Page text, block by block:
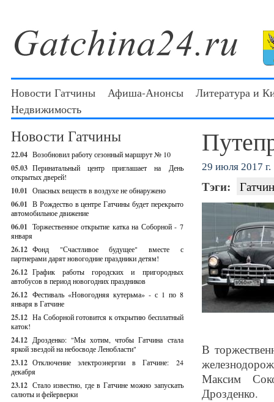
Новости Гатчины Афиша-Анонсы
Литература и
Недвижимость
Новости Гатчины
22.04 Возобновил работу сезонный маршрут № 10
05.03 Перинатальный центр приглашает на День
открытых дверей!
10.01 Опасных веществ в воздухе не обнаружено
06.01 В Рождество в центре Гатчины будет перекрыто
автомобильное движение
06.01 Торжественное открытие катка на Соборной - 7
января
26.12 Фонд "Счастливое будущее" вместе с
партнерами дарят новогодние праздники детям!
26.12 График работы городских и пригородных
автобусов в период новогодних праздников
26.12 Фестиваль «Новогодняя кутерьма» - с 1 по 8
января в Гатчине
25.12 На Соборной готовится к открытию бесплатный
каток!
24.12 Дрозденко: "Мы хотим, чтобы Гатчина стала
яркой звездой на небосводе Ленобласти"
23.12 Отключение электроэнергии в Гатчине: 24
декабря
23.12 Стало известно, где в Гатчине можно запускать
салюты и фейерверки
29 июля 2017 г.
Тэги:
В
Максим
Дрозденко.